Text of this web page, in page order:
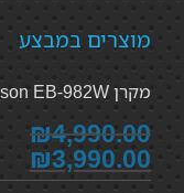
מוצרים במבצע
מקרן Epson EB-982W בטכנולוגיית 3LCD
₪4,990.00
₪3,990.00